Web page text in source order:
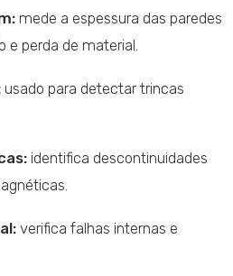
mede a espessura das paredes
e perda de material.
usado para detectar trincas
identifica descontinuidades
verifica falhas internas e